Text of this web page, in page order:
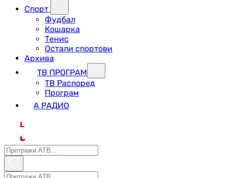
Спорт
Фудбал
Кошарка
Тенис
Остали спортови
Архива
ТВ ПРОГРАМ
ТВ Распоред
Програм
А РАДИО
L